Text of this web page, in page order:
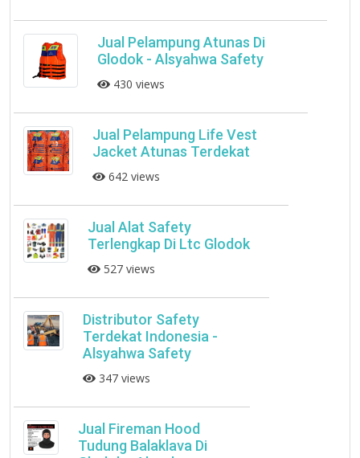
Jual Pelampung Atunas Di
Glodok - Alsyahwa Safety
430 views
Jual Pelampung Life Vest
Jacket Atunas Terdekat
642 views
Jual Alat Safety
Terlengkap Di Ltc Glodok
527 views
Distributor Safety
Terdekat Indonesia -
Alsyahwa Safety
347 views
Jual Fireman Hood
Tudung Balaklava Di